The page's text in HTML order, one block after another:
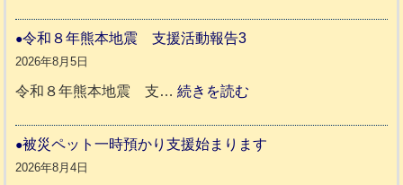
援
市
氷
城
市
ト
令和８年熊本地震 支援活動報告3
2026年8月5日
令和８年熊本地震 支…続きを読む
和
被災ペット一時預かり支援始まります
2026年8月4日